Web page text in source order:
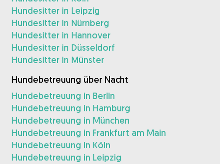
Hundesitter in Leipzig
Hundesitter in Nürnberg
Hundesitter in Hannover
Hundesitter in Düsseldorf
Hundesitter in Münster
Hundebetreuung über Nacht
Hundebetreuung in Berlin
Hundebetreuung in Hamburg
Hundebetreuung in München
Hundebetreuung in Frankfurt am Main
Hundebetreuung in Köln
Hundebetreuung in Leipzig